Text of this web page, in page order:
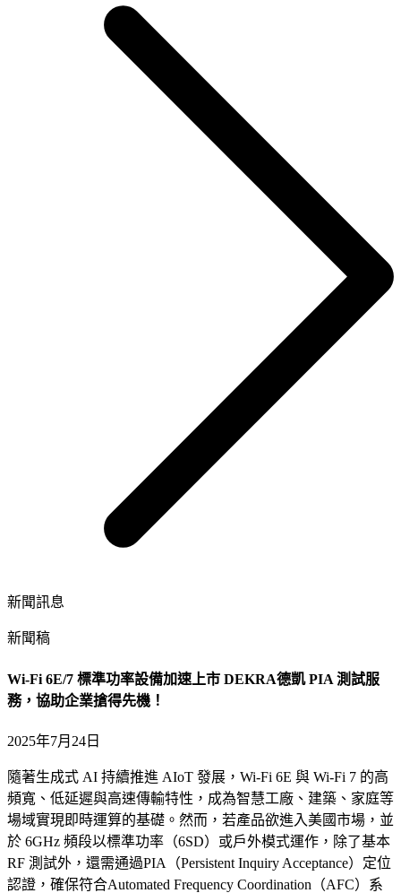
新聞訊息
新聞稿
Wi-Fi 6E/7 標準功率設備加速上市 DEKRA德凱 PIA 測試服
務，協助企業搶得先機！
2025年7月24日
隨著生成式 AI 持續推進 AIoT 發展，Wi-Fi 6E 與 Wi-Fi 7 的高
頻寬、低延遲與高速傳輸特性，成為智慧工廠、建築、家庭等
場域實現即時運算的基礎。然而，若產品欲進入美國市場，並
於 6GHz 頻段以標準功率（6SD）或戶外模式運作，除了基本
RF 測試外，還需通過PIA（Persistent Inquiry Acceptance）定位
認證，確保符合Automated Frequency Coordination（AFC）系